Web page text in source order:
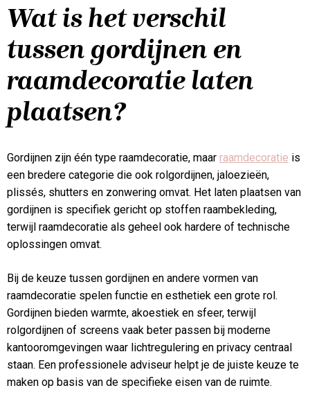
Wat is het verschil
tussen gordijnen en
raamdecoratie laten
plaatsen?
Gordijnen zijn één type raamdecoratie, maar raamdecoratie is
een bredere categorie die ook rolgordijnen, jaloezieën,
plissés, shutters en zonwering omvat. Het laten plaatsen van
gordijnen is specifiek gericht op stoffen raambekleding,
terwijl raamdecoratie als geheel ook hardere of technische
oplossingen omvat.
Bij de keuze tussen gordijnen en andere vormen van
raamdecoratie spelen functie en esthetiek een grote rol.
Gordijnen bieden warmte, akoestiek en sfeer, terwijl
rolgordijnen of screens vaak beter passen bij moderne
kantooromgevingen waar lichtregulering en privacy centraal
staan. Een professionele adviseur helpt je de juiste keuze te
maken op basis van de specifieke eisen van de ruimte.